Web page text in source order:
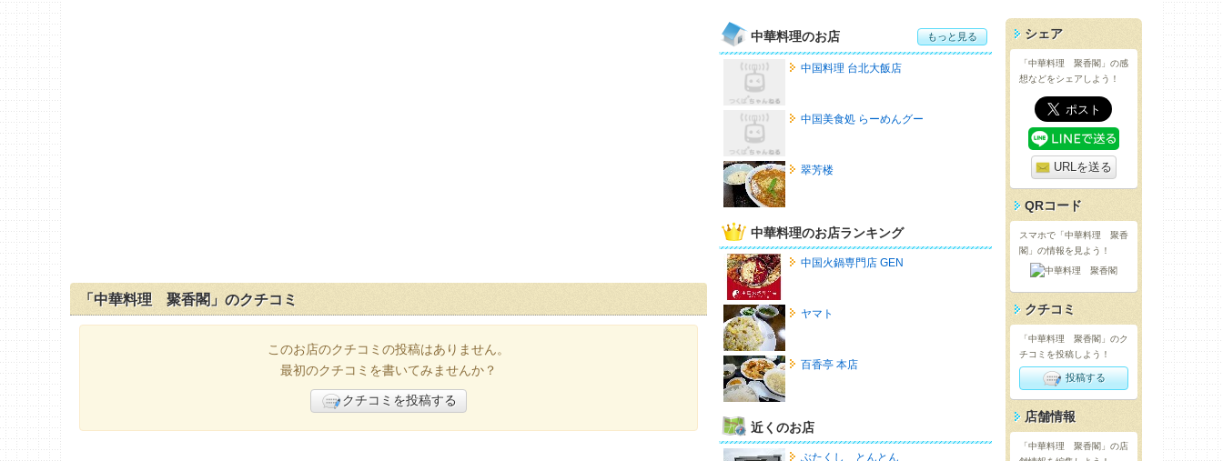
「中華料理 聚香閣」のクチコミ
このお店のクチコミの投稿はありません。
最初のクチコミを書いてみませんか？
クチコミを投稿する
中華料理のお店 もっと見る
中国料理 台北大飯店
中国美食処 らーめんグー
翠芳楼
中華料理のお店ランキング
中国火鍋専門店 GEN
ヤマト
百香亭 本店
近くのお店
ぶたくし とんとん
シェア
「中華料理 聚香閣」の感
想などをシェアしよう！
URLを送る
QRコード
スマホで「中華料理 聚香
閣」の情報を見よう！
クチコミ
「中華料理 聚香閣」のク
チコミを投稿しよう！
投稿する
店舗情報
「中華料理 聚香閣」の店